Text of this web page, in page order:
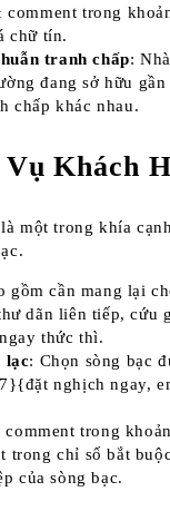
trong
chữ tín.
tranh chấp:
đang sở hữu
chấp khác nhau.
Khách
một trong khía
gồm cần mang lại
dãn liên tiếp, cứu
thức thì.
lạc: Chọn sòng bạc
nghịch ngay,
trong
trong chỉ số bắt
của sòng bạc.